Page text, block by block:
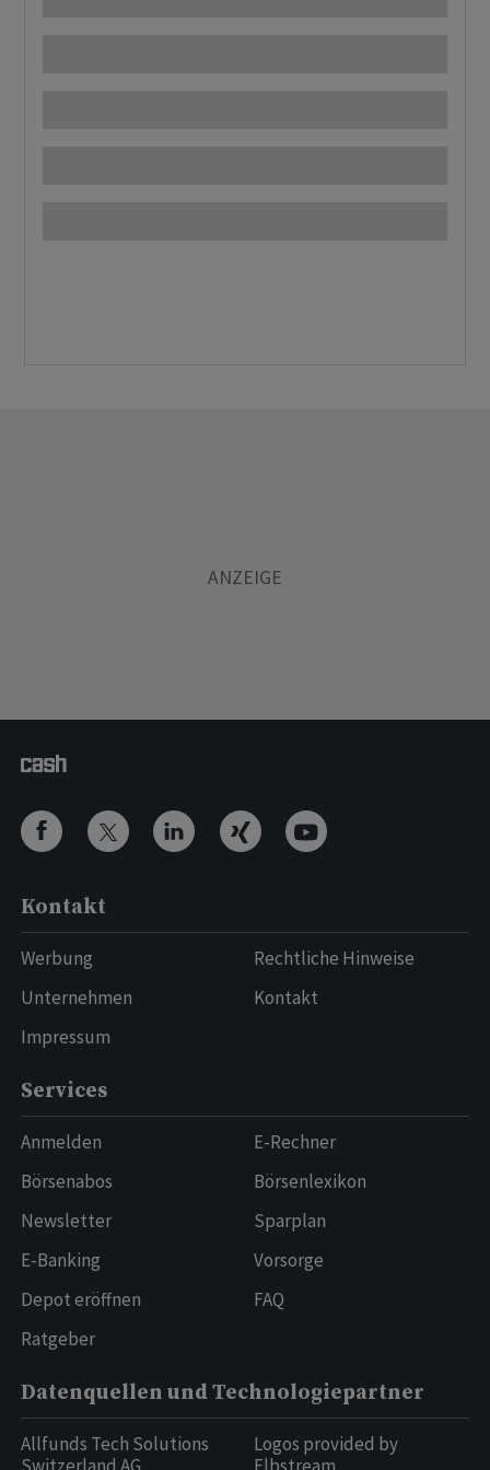
Kontakt
Werbung
Unternehmen
Impressum
Rechtliche Hinweise
Kontakt
Services
Anmelden
Börsenabos
Newsletter
E-Banking
Depot eröffnen
Ratgeber
E-Rechner
Börsenlexikon
Sparplan
Vorsorge
FAQ
Datenquellen und Technologiepartner
Allfunds Tech Solutions
Logos provided by